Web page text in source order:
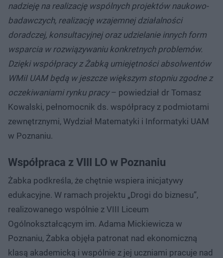
nadzieję na realizację wspólnych projektów naukowo-
badawczych, realizację wzajemnej działalności
doradczej, konsultacyjnej oraz udzielanie innych form
wsparcia w rozwiązywaniu konkretnych problemów.
Dzięki współpracy z Żabką umiejętności absolwentów
WMiI UAM będą w jeszcze większym stopniu zgodne z
oczekiwaniami rynku pracy– powiedział dr Tomasz
Kowalski, pełnomocnik ds. współpracy z podmiotami
zewnętrznymi, Wydział Matematyki i Informatyki UAM
w Poznaniu.
Współpraca z VIII LO w Poznaniu
Żabka podkreśla, że chętnie wspiera inicjatywy
edukacyjne. W ramach projektu „Drogi do biznesu”,
realizowanego wspólnie z VIII Liceum
Ogólnokształcącym im. Adama Mickiewicza w
Poznaniu, Żabka objęła patronat nad ekonomiczną
klasą akademicką i wspólnie z jej uczniami pracuje nad